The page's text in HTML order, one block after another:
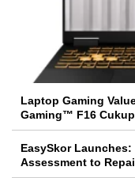
Laptop Gaming
Gaming™ F16
EasySkor
Assessment to